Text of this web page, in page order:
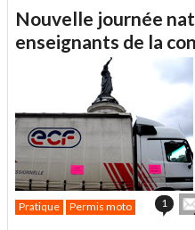
Nouvelle journée
enseignants de la
Pratique Permis moto 1